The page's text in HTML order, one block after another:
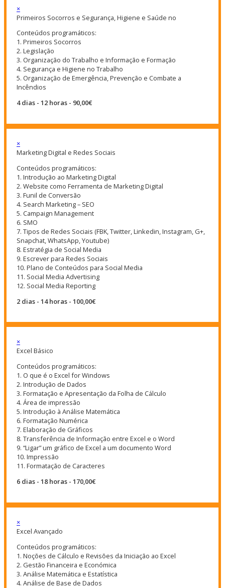
×
Primeiros Socorros e Segurança, Higiene e Saúde no
Conteúdos programáticos:
1. Primeiros Socorros
2. Legislação
3. Organização do Trabalho e Informação e Formação
4. Segurança e Higiene no Trabalho
5. Organização de Emergência, Prevenção e Combate a
Incêndios
4 dias - 12 horas - 90,00€
×
Marketing Digital e Redes Sociais
Conteúdos programáticos:
1. Introdução ao Marketing Digital
2. Website como Ferramenta de Marketing Digital
3. Funil de Conversão
4. Search Marketing – SEO
5. Campaign Management
6. SMO
7. Tipos de Redes Sociais (FBK, Twitter, Linkedin, Instagram, G+,
Snapchat, WhatsApp, Youtube)
8. Estratégia de Social Media
9. Escrever para Redes Sociais
10. Plano de Conteúdos para Social Media
11. Social Media Advertising
12. Social Media Reporting
2 dias - 14 horas - 100,00€
×
Excel Básico
Conteúdos programáticos:
1. O que é o Excel for Windows
2. Introdução de Dados
3. Formatação e Apresentação da Folha de Cálculo
4. Área de impressão
5. Introdução à Análise Matemática
6. Formatação Numérica
7. Elaboração de Gráficos
8. Transferência de Informação entre Excel e o Word
9. “Ligar” um gráfico de Excel a um documento Word
10. Impressão
11. Formatação de Caracteres
6 dias - 18 horas - 170,00€
×
Excel Avançado
Conteúdos programáticos:
1. Noções de Cálculo e Revisões da Iniciação ao Excel
2. Gestão Financeira e Económica
3. Análise Matemática e Estatística
4. Análise de Base de Dados